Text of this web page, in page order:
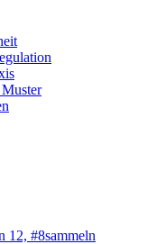
12, #8sammeln